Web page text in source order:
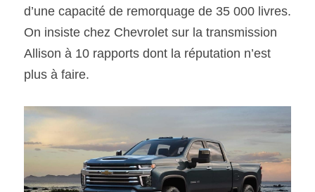
d’une capacité de remorquage de 35 000 livres.
On insiste chez Chevrolet sur la transmission
Allison à 10 rapports dont la réputation n’est
plus à faire.